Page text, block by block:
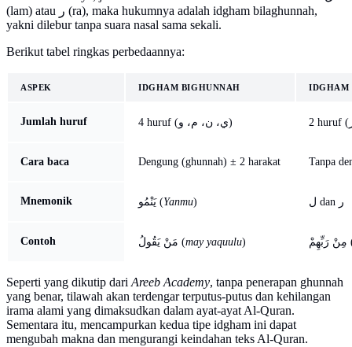
(lam) atau ر (ra), maka hukumnya adalah idgham bilaghunnah,
yakni dilebur tanpa suara nasal sama sekali.
Berikut tabel ringkas perbedaannya:
ASPEK IDGHAM BIGHUNNAH IDGHAM
Jumlah huruf 4 huruf (ي، ن، م، و)
Cara baca Dengung (ghunnah) ± 2 harakat Tanpa
Mnemonik يَنْمُو (Yanmu) ل dan ر
Contoh مَنْ يَقُولُ (may yaquulu) (
Seperti yang dikutip dari Areeb Academy, tanpa penerapan ghunnah
yang benar, tilawah akan terdengar terputus-putus dan kehilangan
irama alami yang dimaksudkan dalam ayat-ayat Al-Quran.
Sementara itu, mencampurkan kedua tipe idgham ini dapat
mengubah makna dan mengurangi keindahan teks Al-Quran.